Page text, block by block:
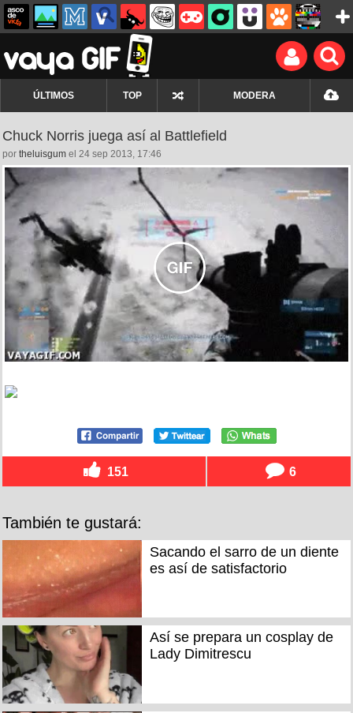
ÚLTIMOS TOP MODERA
Chuck Norris juega así al Battlefield
por theluisgum el 24 sep 2013, 17:46
151 6
También te gustará:
Sacando el sarro de un diente
es así de satisfactorio
Así se prepara un cosplay de
Lady Dimitrescu